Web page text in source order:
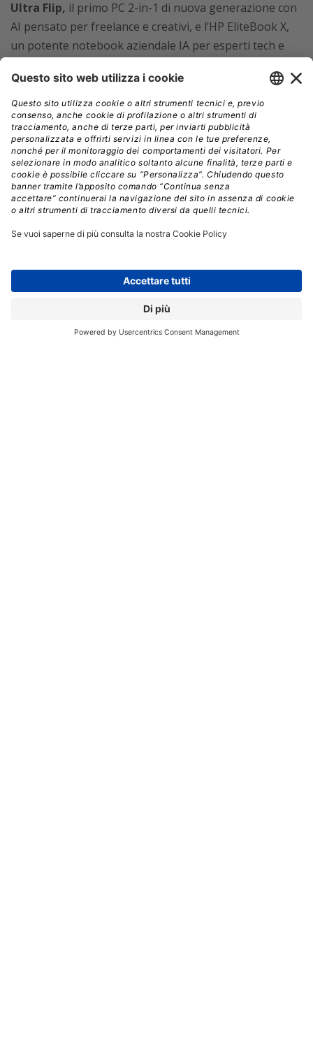
Ultra Flip, il primo PC 2-in-1 di nuova generazione con
AI pensato per freelance e creativi, e l’HP EliteBook X,
un potente notebook aziendale IA per esperti tech e
Nel campo della stampa, HP ha lanciato HP Print AI,
la prima esperienza intelligente di stampa del settore.
Questo sistema mira a semplificare e migliorare tutto il
processo di stampa dal setup all’assistenza, anche
grazie a un chatbot IA con cui interagire. Tra le
funzionalità principali, HP ha introdotto Perfect Output
per garantire stampe sempre perfette eha ampliato
la disponibilità di HP Scan AI Enhanced per
HP Build Workspace, un nuovo ecosistema di
collaborazione nella stampa abilitato all’AI per il settore
della progettazione e dell’edilizia.